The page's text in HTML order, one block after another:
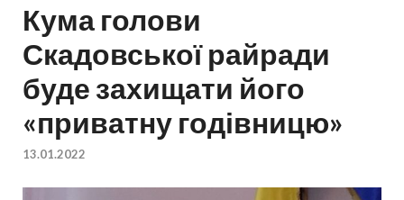
Кума голови
Скадовської райради
буде захищати його
«приватну годівницю»
13.01.2022